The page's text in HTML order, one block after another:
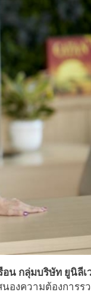
น กลุ่มบริษัท ยูนิลีเ
องความต้องการร